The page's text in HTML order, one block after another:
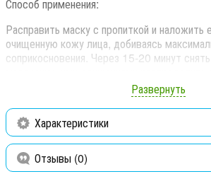
Способ применения:
Расправить маску с пропиткой и наложить
очищенную кожу лица, добиваясь
соприкосновения. Через 15-20 минут
лицу. Рекомендуется курсовое применение.
Состав:
Aqua, Pentylene glycol, Niacinamide,
officinale extract, Betaine, PEG-40
Benzyl alcohol, Ethylhexylglycerin,
Развернуть
Характеристики
Отзывы (0)